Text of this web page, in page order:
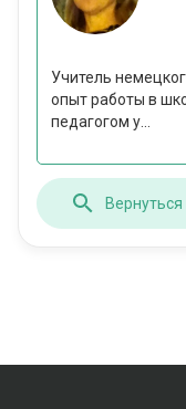
Учитель
опыт работы в
педагогом у...
Вернуться